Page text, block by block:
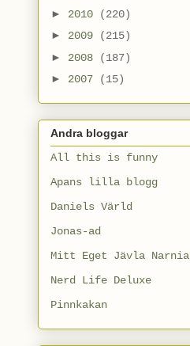
► 2010
(220)
► 2009
(215)
► 2008
(187)
► 2007 (15)
Andra bloggar
All this is funny
Apans lilla blogg
Daniels Värld
Jonas-ad
Mitt Eget Jävla Narnia
Nerd Life Deluxe
Pinnkakan